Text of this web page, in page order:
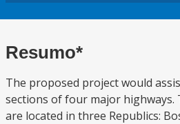
Resumo*
The proposed project would
sections of four major highways.
are located in three Republics: